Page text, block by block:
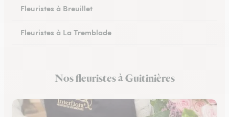
Fleuristes à Breuillet
Fleuristes à La Tremblade
Fleuristes à Montendre
Nos fleuristes à Guitinières